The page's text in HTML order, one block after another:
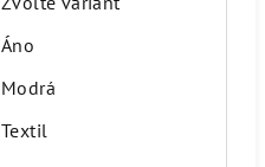
Áno
Modrá
Textil